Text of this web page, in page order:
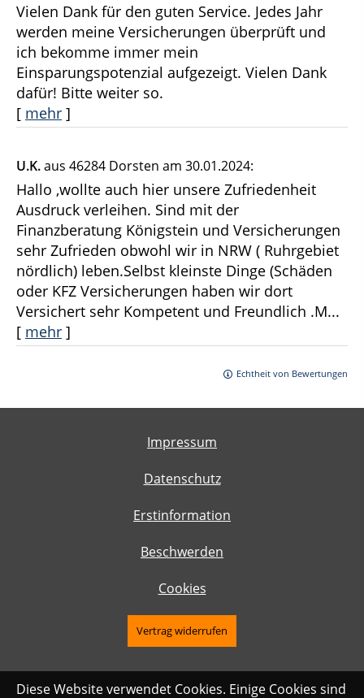
Vielen Dank für den guten Service. Jedes Jahr
werden meine Versicherungen überprüft und
ich bekomme immer mein
Einsparungspotenzial aufgezeigt. Vielen Dank
dafür! Bitte weiter so.
[ mehr ]
U.K.aus 46284 Dorsten am 30.01.2024:
Hallo ,wollte auch hier unsere Zufriedenheit
Ausdruck verleihen. Sind mit der
Finanzberatung Königstein und Versicherungen
sehr Zufrieden obwohl wir in NRW ( Ruhrgebiet
nördlich) leben.Selbst kleinste Dinge (Schäden
oder KFZ Versicherungen haben wir dort
Versichert sehr Kompetent und Freundlich .M...
[ mehr ]
Echtheit von Bewertungen
Impressum
Datenschutz
Erstinformation
Beschwerden
Cookies
Vertrag widerrufen
Diese Website verwendet Cookies. Einige Cookies sind